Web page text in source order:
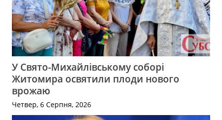
У Свято-Михайлівському соборі
Житомира освятили плоди нового
врожаю
Четвер, 6 Серпня, 2026